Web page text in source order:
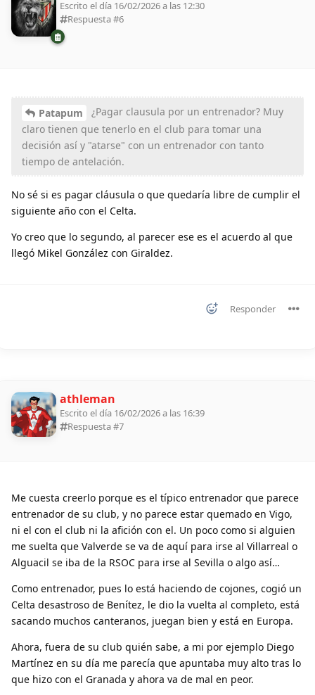
Escrito el día 16/02/2026 a las 12:30
Respuesta #6
Patapum
¿Pagar clausula por un entrenador? Muy
claro tienen que tenerlo en el club para tomar una
decisión así y "atarse" con un entrenador con tanto
tiempo de antelación.
No sé si es pagar cláusula o que quedaría libre de cumplir el
siguiente año con el Celta.
Yo creo que lo segundo, al parecer ese es el acuerdo al que
llegó Mikel González con Giraldez.
Responder
athleman
Escrito el día 16/02/2026 a las 16:39
Respuesta #7
Me cuesta creerlo porque es el típico entrenador que parece
entrenador de su club, y no parece estar quemado en Vigo,
ni el con el club ni la afición con el. Un poco como si alguien
me suelta que Valverde se va de aquí para irse al Villarreal o
Alguacil se iba de la RSOC para irse al Sevilla o algo así…
Como entrenador, pues lo está haciendo de cojones, cogió un
Celta desastroso de Benítez, le dio la vuelta al completo, está
sacando muchos canteranos, juegan bien y está en Europa.
Ahora, fuera de su club quién sabe, a mi por ejemplo Diego
Martínez en su día me parecía que apuntaba muy alto tras lo
que hizo con el Granada y ahora va de mal en peor.